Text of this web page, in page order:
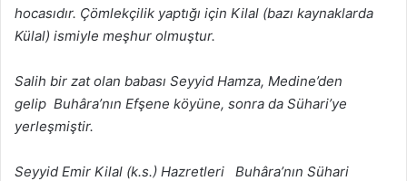
hocasıdır. Çömlekçilik yaptığı için Kilal (bazı kaynaklarda
Külal) ismiyle meşhur olmuştur.
Salih bir zat olan babası Seyyid Hamza, Medine’den
gelip Buhâra’nın Efşene köyüne, sonra da Sühari’ye
yerleşmiştir.
Seyyid Emir Kilal (k.s.) Hazretleri Buhâra’nın Sühari